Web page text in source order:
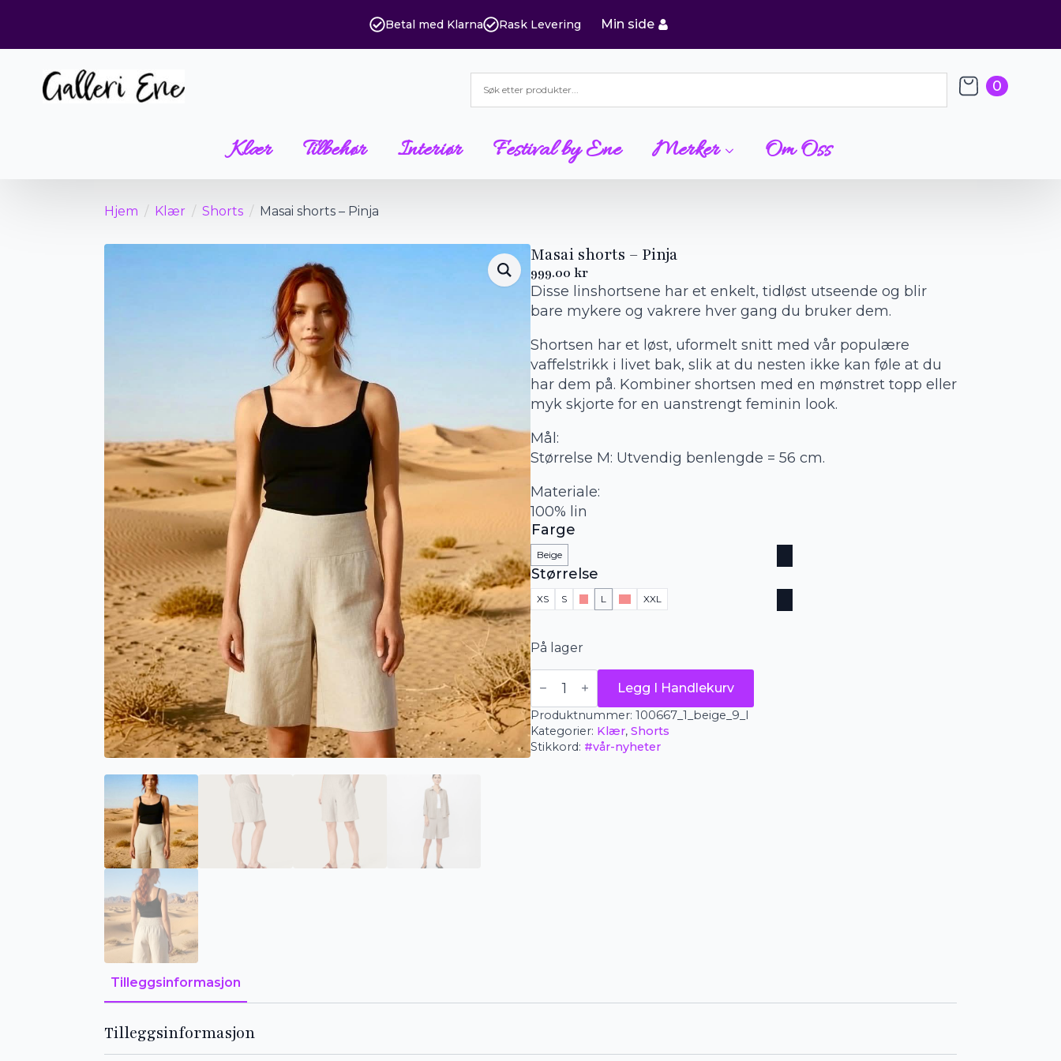
Betal med Klarna Rask Levering Min side
0
Klær Tilbehør Interiør Festival by Ene Merker Om Oss
Hjem Klær Shorts Masai shorts – Pinja
Masai shorts – Pinja
999.00 kr
Disse linshortsene har et enkelt, tidløst utseende og blir
bare mykere og vakrere hver gang du bruker dem.
Shortsen har et løst, uformelt snitt med vår populære
vaffelstrikk i livet bak, slik at du nesten ikke kan føle at du
har dem på. Kombiner shortsen med en mønstret topp eller
myk skjorte for en uanstrengt feminin look.
Mål:
Størrelse M: Utvendig benlengde = 56 cm.
Materiale:
100% lin
Farge
Beige
Størrelse
XS S L XXL
På lager
Masai
shorts
-
Pinja
antall
Legg I Handlekurv
Produktnummer: 100667_1_beige_9_l
Kategorier: Klær, Shorts
Stikkord: #vår-nyheter
Tilleggsinformasjon
Tilleggsinformasjon